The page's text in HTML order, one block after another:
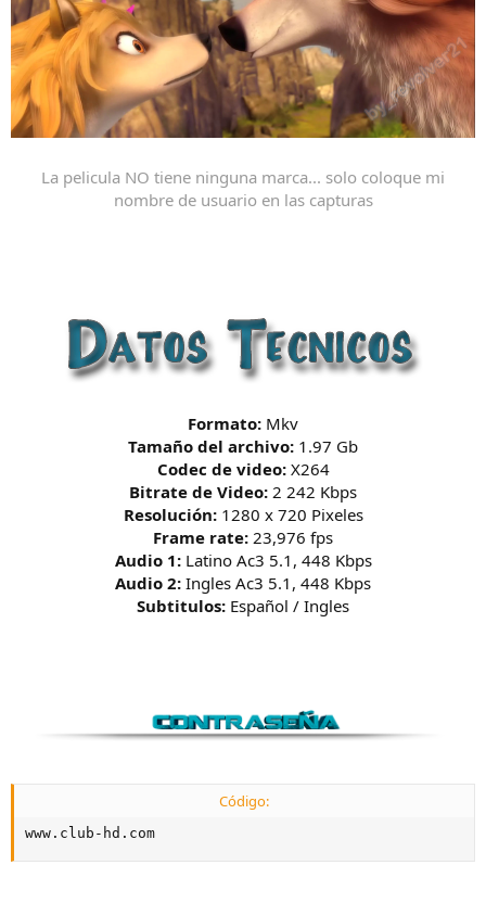
La pelicula NO tiene ninguna marca... solo coloque mi
nombre de usuario en las capturas
Formato: Mkv
Tamaño del archivo: 1.97 Gb
Codec de video:X264
Bitrate de Video: 2 242 Kbps
Resolución:1280 x 720 Pixeles
Frame rate: 23,976 fps
Audio 1:Latino Ac3 5.1, 448 Kbps
Audio 2: Ingles Ac3 5.1, 448 Kbps
Subtitulos: Español / Ingles
Código:
www.club-hd.com